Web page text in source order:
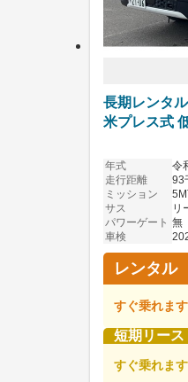
長期レンタ
米プレス式
年式
令
走行距離
93
ミッション
サス
リ
パワーゲート 無
車検
レンタル
すぐ乗れます
短期リース
すぐ乗れます